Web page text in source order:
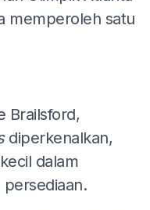
memperoleh satu
Brailsford,
diperkenalkan,
dalam